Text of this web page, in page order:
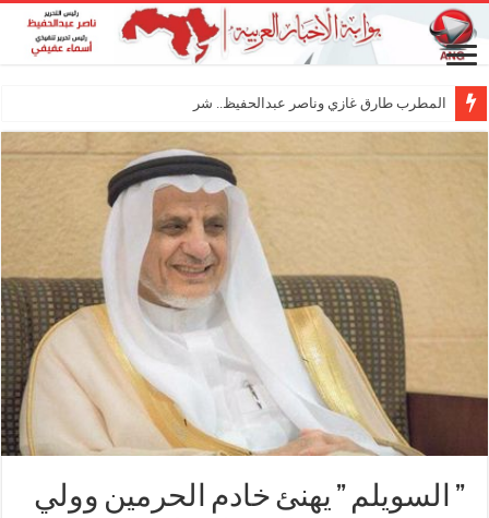
المطرب طارق غازي وناصر عبدالحفيظ.. شراكة فنية
” السويلم ” يهنئ خادم الحرمين وولي